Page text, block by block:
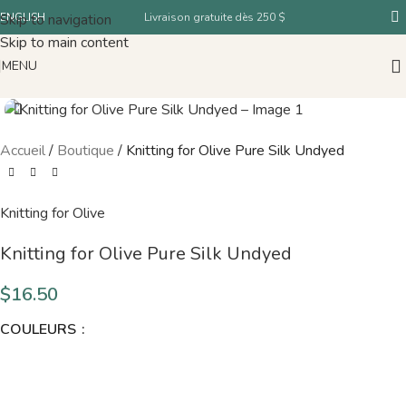
Skip to navigation
Skip to main content
ENGLISH Livraison gratuite dès 250 $
MENU
Accueil/ Boutique / Knitting for Olive Pure Silk Undyed
Knitting for Olive
Knitting for Olive Pure Silk Undyed
$16.50
COULEURS